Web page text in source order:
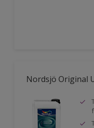
Nordsjö Original